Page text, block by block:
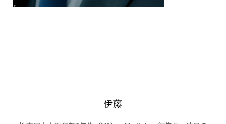
伊藤